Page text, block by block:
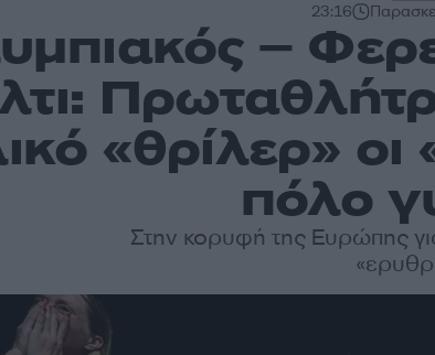
23:16
–
«θρίλερ»
πόλο
Στην κορυφή της Ευρώπης